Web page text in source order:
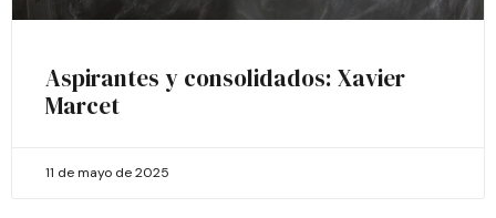
Aspirantes y consolidados: Xavier
Marcet
11 de mayo de 2025